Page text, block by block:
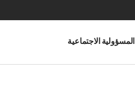
المسؤولية الاجتماعية